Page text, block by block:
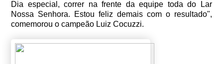
Dia especial, correr na frente da equipe toda do Lar
Nossa Senhora. Estou feliz demais com o resultado",
comemorou o campeão Luiz Cocuzzi.